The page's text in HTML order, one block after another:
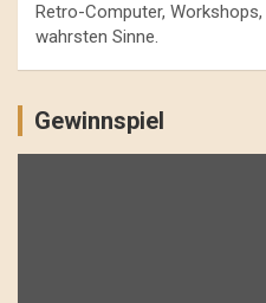
Retro-Computer,
wahrsten Sinne.
Gewinnspiel